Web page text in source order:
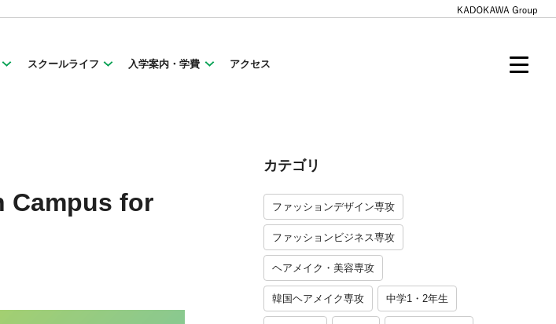
スクールライフ 入学案内・学費 アクセス
Campus for
カテゴリ
ファッションデザイン専攻
ファッションビジネス専攻
ヘアメイク・美容専攻
韓国ヘアメイク専攻 中学1・2年生